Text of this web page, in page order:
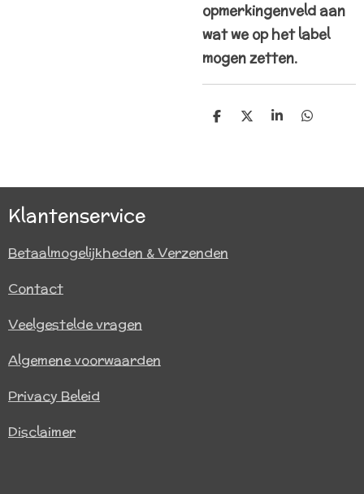
opmerkingenveld aan
wat we op het label
mogen zetten.
D
D
S
D
Klantenservice
Betaalmogelijkheden & Verzenden
Contact
Veelgestelde vragen
Algemene voorwaarden
Privacy Beleid
Disclaimer